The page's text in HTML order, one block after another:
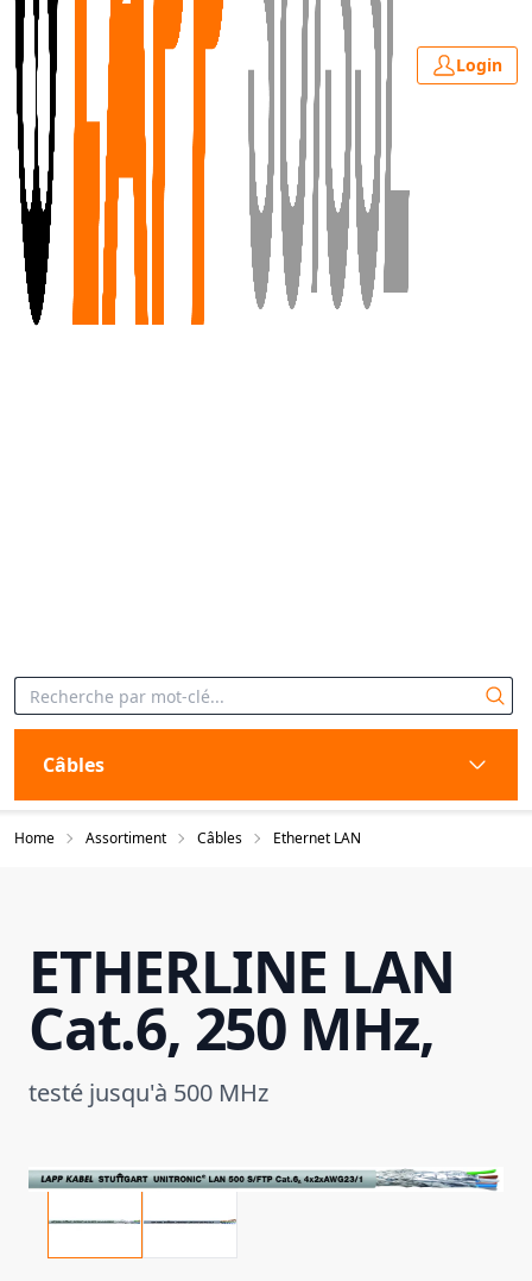
Login
Câbles
Home Assortiment Câbles Ethernet LAN
ETHERLINE LAN
Cat.6, 250 MHz,
testé jusqu'à 500 MHz